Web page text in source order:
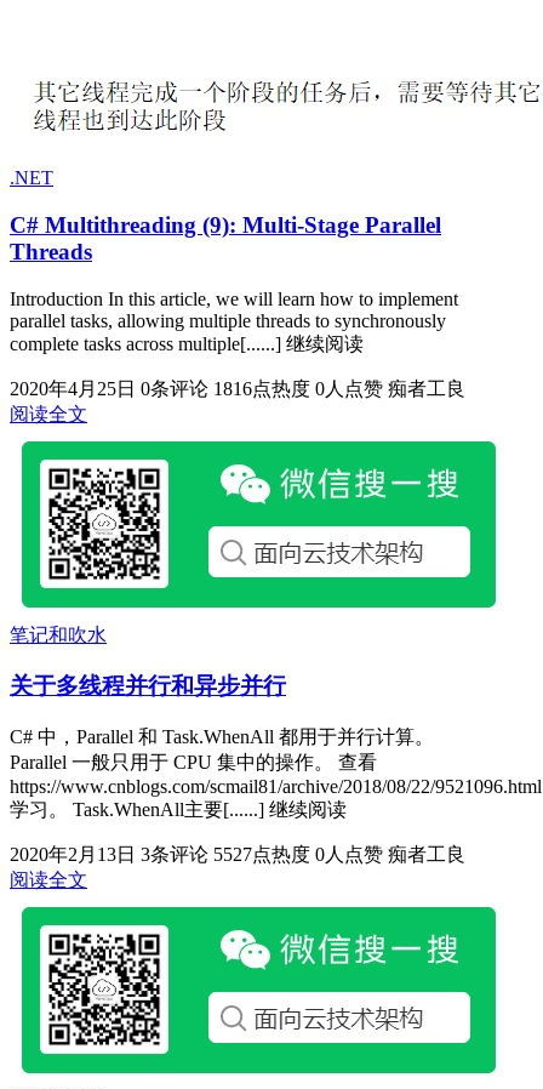
.NET
C# Multithreading (9): Multi-Stage Parallel
Threads
Introduction In this article, we will learn how to implement
parallel tasks, allowing multiple threads to synchronously
complete tasks across multiple[......] 继续阅读
2020年4月25日 0条评论 1816点热度 0人点赞 痴者工良
阅读全文
笔记和吹水
关于多线程并行和异步并行
C# 中，Parallel 和 Task.WhenAll 都用于并行计算。
Parallel 一般只用于 CPU 集中的操作。 查看
https://www.cnblogs.com/scmail81/archive/2018/08/22/9521096.html
学习。 Task.WhenAll主要[......] 继续阅读
2020年2月13日 3条评论 5527点热度 0人点赞 痴者工良
阅读全文